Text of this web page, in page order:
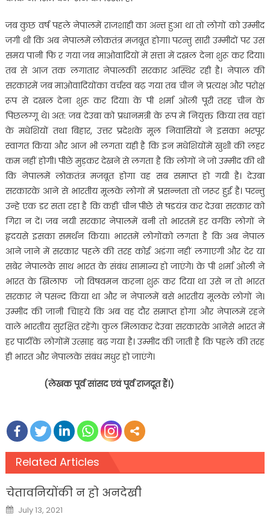
जब कुछ वर्ष पहले नेपालमें राजशाही का अन्त हुआ था तो लोगों को उम्मीद
जगी थी कि अब नेपालमें लोकतंत्र मजबूत होगा। परन्तु सारी उम्मीदों पर उस
समय पानी फि र गया जब माओवादियों में सत्ता में दखल देना शुरू कर दिया।
तब से आज तक लगातार नेपालकी सरकार अस्थिर रही है। नेपाल की
सरकारमें जब माओवादियोंका वर्चस्व बढ़ गया तब चीन ने प्रत्यक्ष और परोक्ष
रूप से दखल देना शुरू कर दिया। के पी शर्मा ओली पूरी तरह चीन के
पिछलग्गू थे। अत: जब देउबा को प्रधानमत्री के रूप में नियुक्त किया तब वहां
के मधेशियों तथा बिहार, उत्तर प्रदेशके मूल निवासियों ने इसका भरपूर
स्वागत किया और आज भी लगता यही है कि इन मधेशियोंमें खुशी की लहर
कम नहीं होगी। पीछे मुड़कर देखने से लगता है कि लोगों ने जो उम्मीद की थी
कि नेपालमें लोकतंत्र मजबूत होगा वह सब समाप्त हो गयी है। देउबा
सरकारके आने से भारतीय मूलके लोगों में प्रसन्नता तो जरूर हुई है। परन्तु
उन्हे एक डर सता रहा है कि कहीं चीन पीछे से षडयंत्र कर देउबा सरकार को
गिरा न दें। जब नयी सरकार नेपालमें बनी तो भारतमें हर वर्गके लोगों ने
हृदयसे इसका समर्थन किया। भारतमें लोगोंको लगता है कि अब नेपाल
आने जाने में सरकार पहले की तरह कोई अडंग़ा नहीं लगाएगी और देर या
सबेर नेपालके साथ भारत के संबंध सामान्य हो जाएंगे। के पी शर्मा ओली ने
भारत के खिलाफ जो विषवमन करना शुरू कर दिया था उसे न तो भारत
सरकार ने पसन्द किया था और न नेपालमें बसे भारतीय मूलके लोगों ने।
उम्मीद की जानी चािहये कि अब वह दौर समाप्त होगा और नेपालमें रहने
वाले भारतीय सुरक्षित रहेंगे। कुल मिलाकर देउबा सरकारके आनेसे भारत में
हर पार्टीके लोगोंमें उत्साह बढ़ गया है। उम्मीद की जाती है कि पहले की तरह
ही भारत और नेपालके संबंध मधुर हो जाएंगे।
(लेखक पूर्व सांसद एवं पूर्व राजदूत हैं।)
Related Articles
चेतावनियोंकी न हो अनदेखी
Posted
on
July 13, 2021